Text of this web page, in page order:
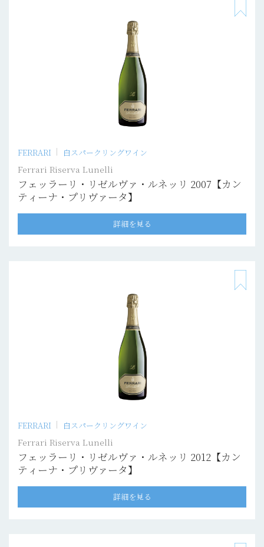
FERRARI 白スパークリングワイン
Ferrari Riserva Lunelli
フェッラーリ・リゼルヴァ・ルネッリ 2007【カン
ティーナ・プリヴァータ】
詳細を見る
FERRARI 白スパークリングワイン
Ferrari Riserva Lunelli
フェッラーリ・リゼルヴァ・ルネッリ 2012【カン
ティーナ・プリヴァータ】
詳細を見る